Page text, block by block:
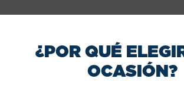
¿POR QUÉ
OCASIÓN?